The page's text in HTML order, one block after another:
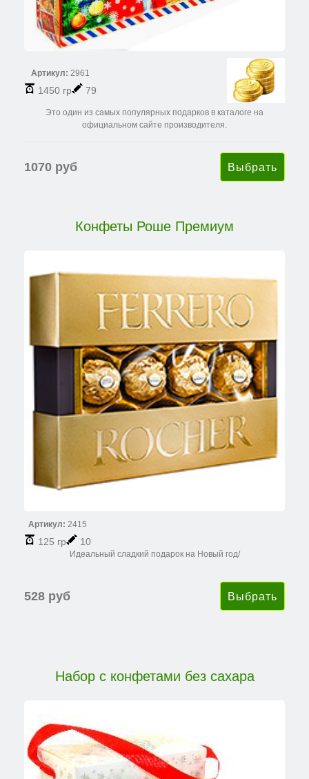
Артикул: 2961
1450 гр 79
Это один из самых популярных подарков в каталоге на
официальном сайте производителя.
1070 руб
Конфеты Роше Премиум
Артикул: 2415
125 гр 10
Идеальный сладкий подарок на Новый год/
528 руб
Набор с конфетами без сахара